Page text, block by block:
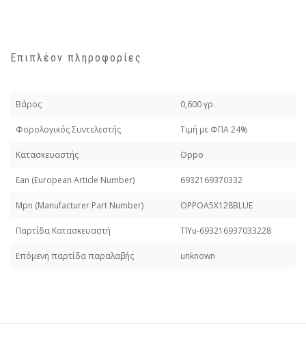
Επιπλέον πληροφορίες
Βάρος 0,600 γρ.
Φορολογικός Συντελεστής Τιμή με ΦΠΑ 24%
Κατασκευαστής Oppo
Εan (European Article Number) 6932169370332
Mpn (Manufacturer Part Number) OPPOA5X128BLUE
Παρτίδα Κατασκευαστή TlYu-693216937033228
Επόμενη παρτίδα παραλαβής unknown